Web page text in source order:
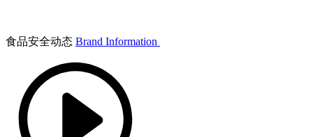
食品安全动态 Brand Information